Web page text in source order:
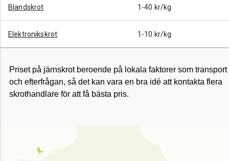
Blandskrot 1-40 kr/kg
Elektronikskrot 1-10 kr/kg
Priset på järnskrot beroende på lokala faktorer som transport
och efterfrågan, så det kan vara en bra idé att kontakta flera
skrothandlare för att få bästa pris.